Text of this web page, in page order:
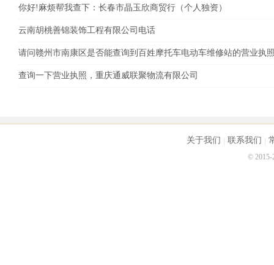
你好!麻烦帮我查下：长春市晶玉欣商贸行（个人独资）
云南胡桃善锦装饰工程有限公司电话
请问赣州市南康区是否能查询到百姓摩托车电动车维修站的营业执
查询一下营业执照，重庆通威联聚物流有限公司
关于我们 联系我们
© 2015-